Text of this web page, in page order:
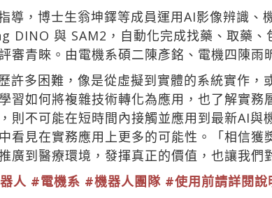
導，博士生翁坤鐸等成員運用AI影像辨識
與 SAM2，自動化完成找藥、取藥、
審青睞。由電機系碩二陳彥銘、電機四陳雨
許多困難，像是從虛擬到實體的系統實作
習如何將複雜技術轉化為應用，也了解實
則不可能在短時間內接觸並應用到最新AI與
看見在實務應用上更多的可能性。「相信
廣到醫療環境，發揮真正的價值，也讓我們
人 #電機系 #機器人團隊 #使用前請詳閱說